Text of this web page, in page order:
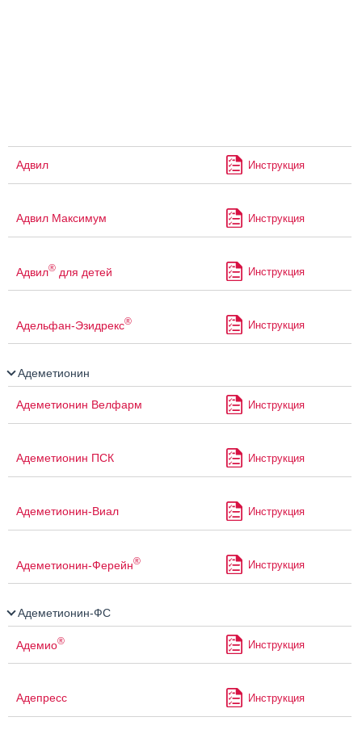
Адвил Инструкция
Адвил Максимум Инструкция
Адвил® для детей Инструкция
Адельфан-Эзидрекс® Инструкция
Адеметионин
Адеметионин Велфарм Инструкция
Адеметионин ПСК Инструкция
Адеметионин-Виал Инструкция
Адеметионин-Ферейн® Инструкция
Адеметионин-ФС
Адемио® Инструкция
Адепресс Инструкция